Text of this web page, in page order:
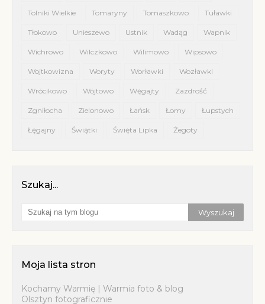
Tolniki Wielkie Tomaryny Tomaszkowo Tuławki
Tłokowo Unieszewo Ustnik Wadąg Wapnik
Wichrowo Wilczkowo Wilimowo Wipsowo
Wojtkowizna Woryty Worławki Wozławki
Wrócikowo Wójtowo Węgajty Zazdrość
Zgniłocha Zielonowo Łańsk Łomy Łupstych
Łęgajny Świątki Święta Lipka Żegoty
Szukaj...
Moja lista stron
Kochamy Warmię | Warmia foto & blog
Olsztyn fotograficznie